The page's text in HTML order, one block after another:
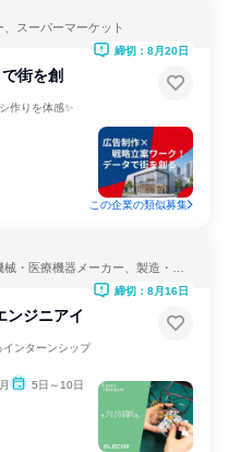
スーパーマーケット
街を創
作りを体感✨️
締切：8月20日
この企業の類似募集
・医療機器メーカー、製造・メ
ンジニアイ
インターンシップ
5日～10日
締切：8月16日